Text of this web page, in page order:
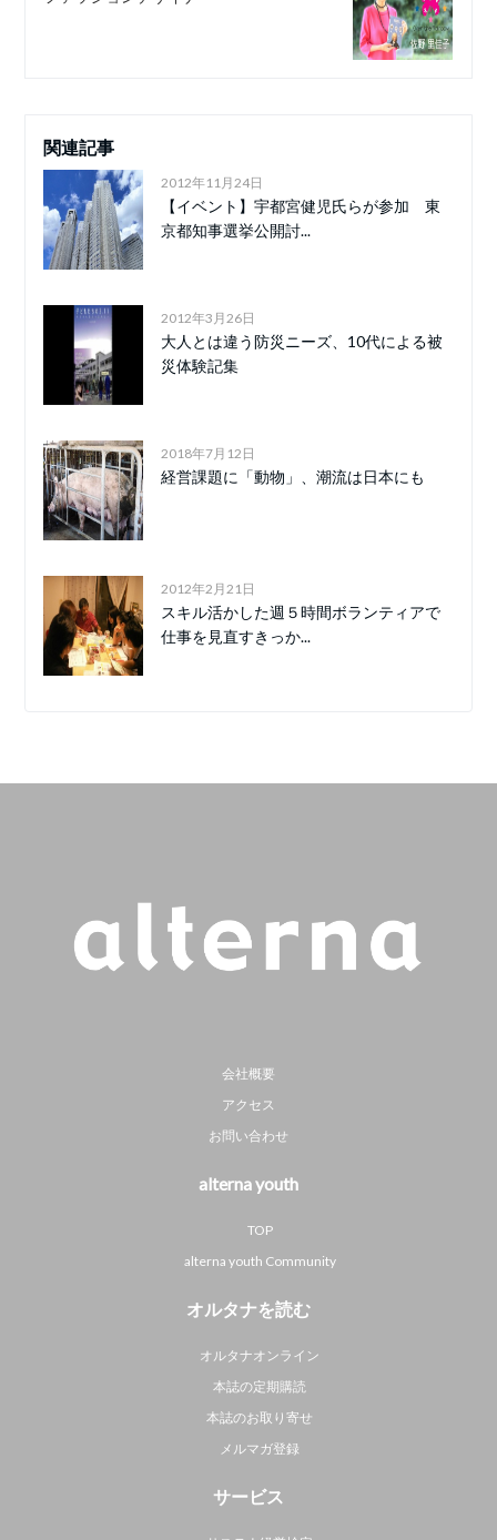
関連記事
2012年11月24日
【イベント】宇都宮健児氏らが参加 東
京都知事選挙公開討...
2012年3月26日
大人とは違う防災ニーズ、10代による被
災体験記集
2018年7月12日
経営課題に「動物」、潮流は日本にも
2012年2月21日
スキル活かした週５時間ボランティアで
仕事を見直すきっか...
会社概要
アクセス
お問い合わせ
alterna youth
TOP
alterna youth Community
オルタナを読む
オルタナオンライン
本誌の定期購読
本誌のお取り寄せ
メルマガ登録
サービス